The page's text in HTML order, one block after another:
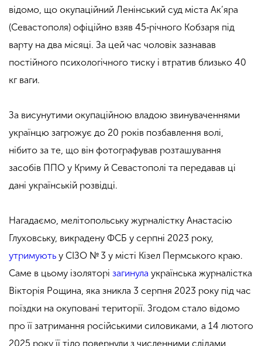
відомо, що окупаційний Ленінський суд міста Ак’яра
(Севастополя) офіційно взяв 45‑річного Кобзаря під
варту на два місяці. За цей час чоловік зазнавав
постійного психологічного тиску і втратив близько 40
кг ваги.
За висунутими окупаційною владою звинуваченнями
українцю загрожує до 20 років позбавлення волі,
нібито за те, що він фотографував розташування
засобів ППО у Криму й Севастополі та передавав ці
дані українській розвідці.
Нагадаємо, мелітопольську журналістку Анастасію
Глуховську, викрадену ФСБ у серпні 2023 року,
утримують у СІЗО № 3 у місті Кізел Пермського краю.
Саме в цьому ізоляторі загинула українська журналістка
Вікторія Рощина, яка зникла 3 серпня 2023 року під час
поїздки на окуповані території. Згодом стало відомо
про її затримання російськими силовиками, а 14 лютого
2025 року її тіло повернули з численними слідами